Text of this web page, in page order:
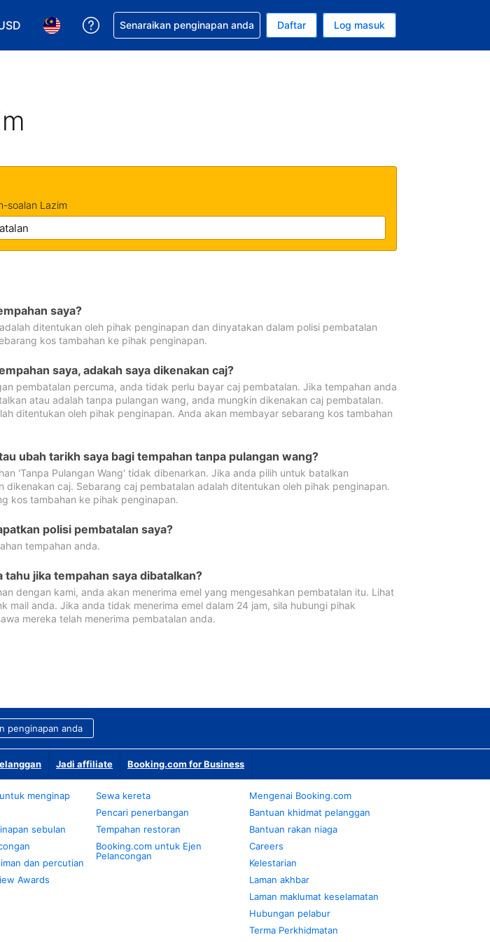
Pilih mata wang anda. Mata wang semasa anda adalah Dolar A.S.
Pilih bahasa anda. Bahasa semasa anda adalah Bahasa Malaysia
Dapatkan bantuan bagi tempahan anda
Senaraikan penginapan anda Daftar Log masuk
soalan Lazim
saya?
ditentukan oleh pihak penginapan dan dinyatakan dalam polisi pembatalan
kos tambahan ke pihak penginapan.
saya, adakah saya dikenakan caj?
pembatalan percuma, anda tidak perlu bayar caj pembatalan. Jika tempahan anda
atau adalah tanpa pulangan wang, anda mungkin dikenakan caj pembatalan.
ditentukan oleh pihak penginapan. Anda akan membayar sebarang kos tambahan
ubah tarikh saya bagi tempahan tanpa pulangan wang?
'Tanpa Pulangan Wang' tidak dibenarkan. Jika anda pilih untuk batalkan
dikenakan caj. Sebarang caj pembatalan adalah ditentukan oleh pihak penginapan.
kos tambahan ke pihak penginapan.
polisi pembatalan saya?
tempahan anda.
tahu jika tempahan saya dibatalkan?
dengan kami, anda akan menerima emel yang mengesahkan pembatalan itu. Lihat
mail anda. Jika anda tidak menerima emel dalam 24 jam, sila hubungi pihak
mereka telah menerima pembatalan anda.
penginapan anda
Jadi affiliate Booking.com for Business
menginap
sebulan
dan percutian
Awards
Sewa kereta
Pencari penerbangan
Tempahan restoran
Booking.com untuk Ejen
Pelancongan
Mengenai Booking.com
Bantuan khidmat pelanggan
Bantuan rakan niaga
Careers
Kelestarian
Laman akhbar
Laman maklumat keselamatan
Hubungan pelabur
Terma Perkhidmatan